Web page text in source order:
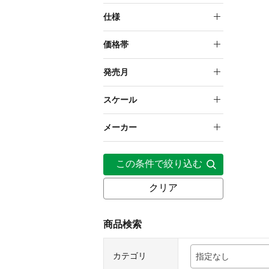
仕様
組み立て式プラモデル
価格帯
2,000円～4,999円
発売月
2026年6月
スケール
NON
メーカー
壽屋
この条件で絞り込む
クリア
商品検索
カテゴリ 指定なし